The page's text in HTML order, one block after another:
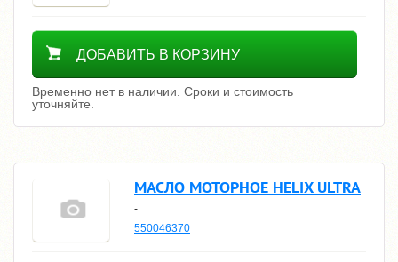
Уточнить цену
ДОБАВИТЬ В КОРЗИНУ
Временно нет в наличии. Сроки и стоимость
уточняйте.
МАСЛО МОТОРНОЕ HELIX ULTRA
-
550046370